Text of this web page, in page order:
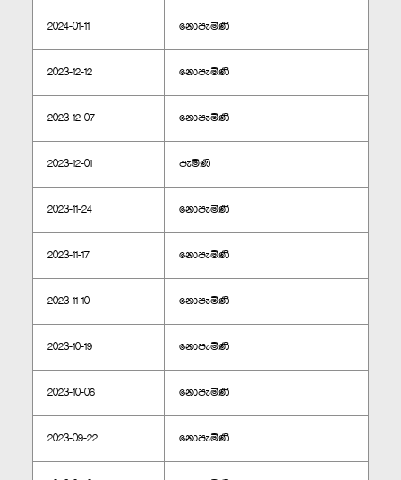
2024-01-11 නොපැමිණි
2023-12-12 නොපැමිණි
2023-12-07 නොපැමිණි
2023-12-01 පැමිණි
2023-11-24 නොපැමිණි
2023-11-17 නොපැමිණි
2023-11-10 නොපැමිණි
2023-10-19 නොපැමිණි
2023-10-06 නොපැමිණි
2023-09-22 නොපැමිණි